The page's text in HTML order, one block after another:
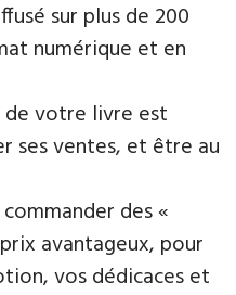
sur plus de 200
numérique et en
votre livre est
ses ventes, et être au
des «
avantageux, pour
vos dédicaces et